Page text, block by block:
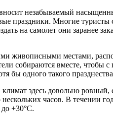
незабываемый
праздники. Многие
на самолет они заранее
живописными местами,
собираются вместе,
бы одного такого
климат здесь довольно
часов. В
+30°С.